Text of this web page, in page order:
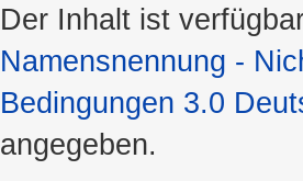
Der Inhalt ist
Namensnennung -
Bedingungen 3.0
angegeben.